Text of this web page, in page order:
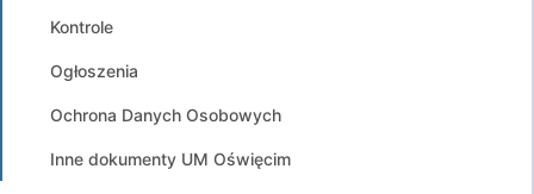
Kontrole
Ogłoszenia
Ochrona Danych Osobowych
Inne dokumenty UM Oświęcim